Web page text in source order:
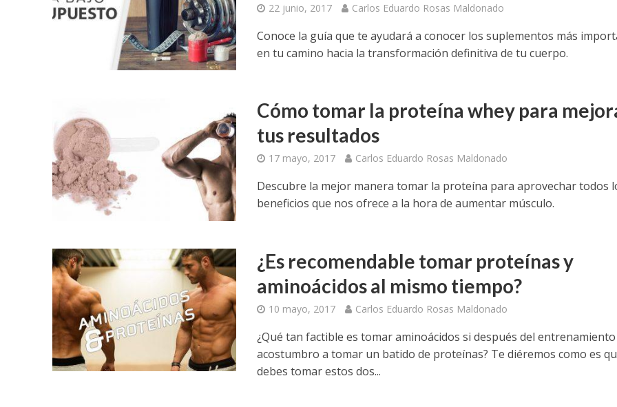
22 junio, 2017 Carlos Eduardo Rosas Maldonado
Conoce la guía que te ayudará a conocer los suplementos más
en tu camino hacia la transformación definitiva de tu cuerpo.
Cómo tomar la proteína whey para
tus resultados
17 mayo, 2017 Carlos Eduardo Rosas Maldonado
Descubre la mejor manera tomar la proteína para aprovechar todos
beneficios que nos ofrece a la hora de aumentar músculo.
¿Es recomendable tomar proteínas y
aminoácidos al mismo tiempo?
10 mayo, 2017 Carlos Eduardo Rosas Maldonado
¿Qué tan factible es tomar aminoácidos si después del entrenamiento
acostumbro a tomar un batido de proteínas? Te diéremos como es
debes tomar estos dos...